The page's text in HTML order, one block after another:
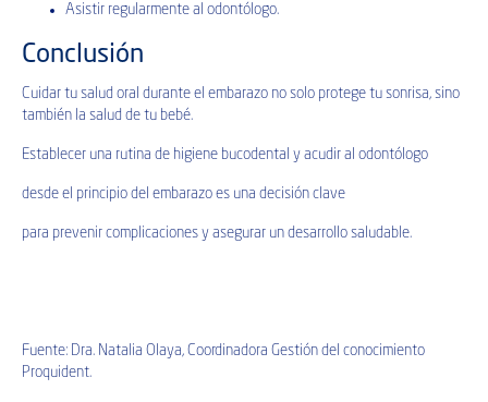
Asistir regularmente al odontólogo.
Conclusión
Cuidar tu salud oral durante el embarazo no solo protege tu sonrisa, sino
también la salud de tu bebé.
Establecer una rutina de higiene bucodental y acudir al odontólogo
desde el principio del embarazo es una decisión clave
para prevenir complicaciones y asegurar un desarrollo saludable.
Fuente: Dra. Natalia Olaya, Coordinadora Gestión del conocimiento
Proquident.